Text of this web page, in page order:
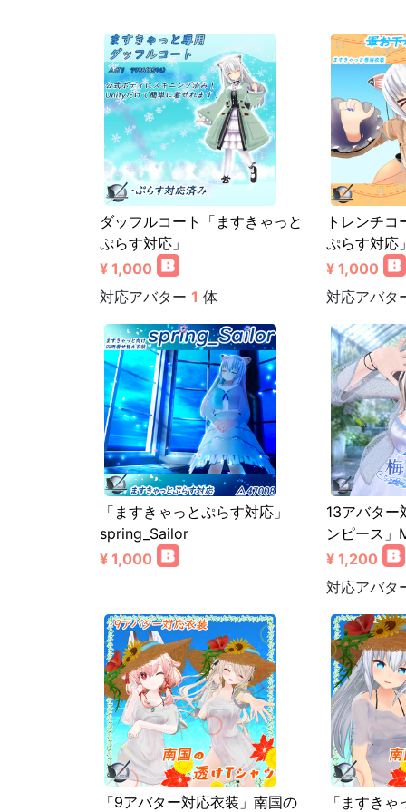
ダッフルコート「ますきゃっと
ぷらす対応」
¥ 1,000
対応アバター 1 体
トレンチ
ぷらす対応
¥ 1,000
対応アバタ
「ますきゃっとぷらす対応」
spring_Sailor
¥ 1,000
13アバター
ンピース」
¥ 1,200
対応アバタ
「9アバター対応衣装」南国の
「ますき